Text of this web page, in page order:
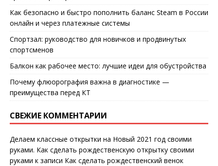
Как безопасно и быстро пополнить баланс Steam в России
онлайн и через платежные системы
Спортзал: руководство для новичков и продвинутых
спортсменов
Балкон как рабочее место: лучшие идеи для обустройства
Почему флюорография важна в диагностике —
преимущества перед КТ
СВЕЖИЕ КОММЕНТАРИИ
Делаем классные открытки на Новый 2021 год своими
руками. Как сделать рождественскую открытку своими
руками к записи Как сделать рождественский венок